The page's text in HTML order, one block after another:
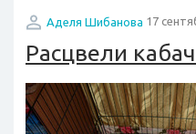
Аделя Шибанова 17
Расцвели